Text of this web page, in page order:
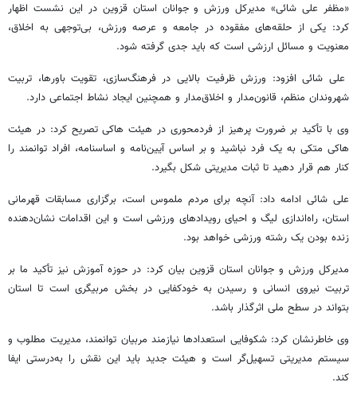
«مظفر علی شائی» مدیرکل ورزش و جوانان استان قزوین در این نشست اظهار
کرد: یکی از حلقه‌های مفقوده در جامعه و عرصه ورزش، بی‌توجهی به اخلاق،
معنویت و مسائل ارزشی است که باید جدی گرفته شود.
علی شائی افزود: ورزش ظرفیت بالایی در فرهنگ‌سازی، تقویت باورها، تربیت
شهروندان منظم، قانون‌مدار و اخلاق‌مدار و همچنین ایجاد نشاط اجتماعی دارد.
وی با تأکید بر ضرورت پرهیز از فردمحوری در هیئت هاکی تصریح کرد: در هیئت
هاکی متکی به یک فرد نباشید و بر اساس آیین‌نامه و اساسنامه، افراد توانمند را
کنار هم قرار دهید تا ثبات مدیریتی شکل بگیرد.
علی شائی ادامه داد: آنچه برای مردم ملموس است، برگزاری مسابقات قهرمانی
استان، راه‌اندازی لیگ و احیای رویدادهای ورزشی است و این اقدامات نشان‌دهنده
زنده بودن یک رشته ورزشی خواهد بود.
مدیرکل ورزش و جوانان استان قزوین بیان کرد: در حوزه آموزش نیز تأکید ما بر
تربیت نیروی انسانی و رسیدن به خودکفایی در بخش مربیگری است تا استان
بتواند در سطح ملی اثرگذار باشد.
وی خاطرنشان کرد: شکوفایی استعدادها نیازمند مربیان توانمند، مدیریت مطلوب و
سیستم مدیریتی تسهیل‌گر است و هیئت جدید باید این نقش را به‌درستی ایفا
کند.